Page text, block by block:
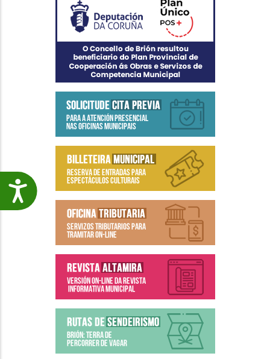
Accesibilidade